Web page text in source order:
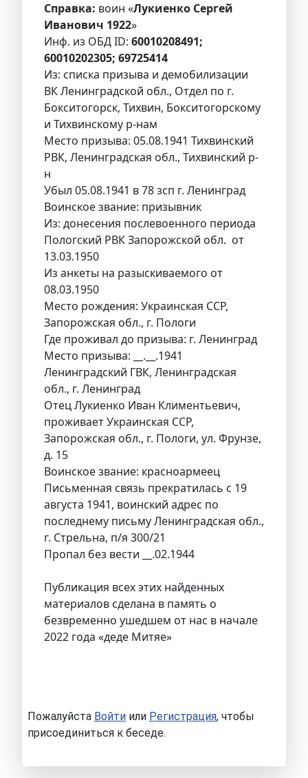
Справка: воин «Лукиенко Сергей
Иванович 1922»
Инф. из ОБД ID: 60010208491;
60010202305; 69725414
Из: списка призыва и демобилизации
ВК Ленинградской обл., Отдел по г.
Бокситогорск, Тихвин, Бокситогорскому
и Тихвинскому р-нам
Место призыва: 05.08.1941 Тихвинский
РВК, Ленинградская обл., Тихвинский р-
н
Убыл 05.08.1941 в 78 зсп г. Ленинград
Воинское звание: призывник
Из: донесения послевоенного периода
Пологский РВК Запорожской обл. от
13.03.1950
Из анкеты на разыскиваемого от
08.03.1950
Место рождения: Украинская ССР,
Запорожская обл., г. Пологи
Где проживал до призыва: г. Ленинград
Место призыва: __.__.1941
Ленинградский ГВК, Ленинградская
обл., г. Ленинград
Отец Лукиенко Иван Климентьевич,
проживает Украинская ССР,
Запорожская обл., г. Пологи, ул. Фрунзе,
д. 15
Воинское звание: красноармеец
Письменная связь прекратилась с 19
августа 1941, воинский адрес по
последнему письму Ленинградская обл.,
г. Стрельна, п/я 300/21
Пропал без вести __.02.1944
Публикация всех этих найденных
материалов сделана в память о
безвременно ушедшем от нас в начале
2022 года «деде Митяе»
Пожалуйста Войти или Регистрация, чтобы
присоединиться к беседе.